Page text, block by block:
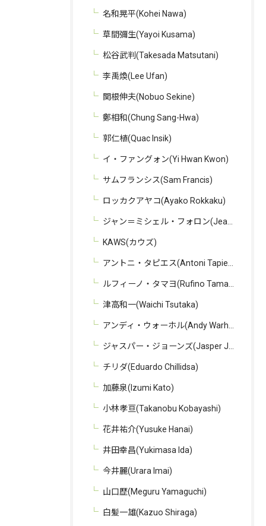
名和晃平(Kohei Nawa)
草間彌生(Yayoi Kusama)
松谷武判(Takesada Matsutani)
李禹煥(Lee Ufan)
関根伸夫(Nobuo Sekine)
鄭相和(Chung Sang-Hwa)
郭仁植(Quac Insik)
イ・ファングォン(Yi Hwan Kwon)
サムフランシス(Sam Francis)
ロッカクアヤコ(Ayako Rokkaku)
ジャン＝ミシェル・フォロン(Jean-Michel Folon)
KAWS(カウズ)
アントニ・タピエス(Antoni Tapies)
ルフィーノ・タマヨ(Rufino Tamayo)
津高和一(Waichi Tsutaka)
アンディ・ウォーホル(Andy Warhol)
ジャスパー・ジョーンズ(Jasper Johns)
チリダ(Eduardo Chillidsa)
加藤泉(Izumi Kato)
小林孝亘(Takanobu Kobayashi)
花井祐介(Yusuke Hanai)
井田幸昌(Yukimasa Ida)
今井麗(Urara Imai)
山口歴(Meguru Yamaguchi)
白髪一雄(Kazuo Shiraga)